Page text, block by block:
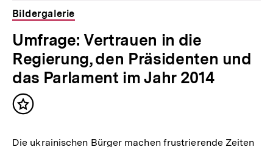
Bildergalerie
Umfrage: Vertrauen in die
Regierung, den Präsidenten und
das Parlament im Jahr 2014
Inhalt
Die ukrainischen Bürger machen frustrierende Zeiten